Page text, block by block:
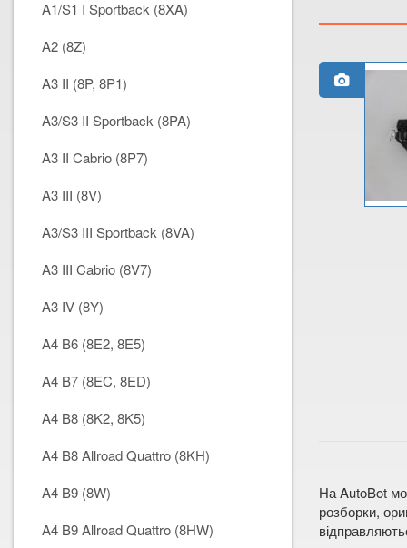
A1/S1 I Sportback (8XA)
A2 (8Z)
A3 II (8P, 8P1)
A3/S3 II Sportback (8PA)
A3 II Cabrio (8P7)
A3 III (8V)
A3/S3 III Sportback (8VA)
A3 III Cabrio (8V7)
A3 IV (8Y)
A4 B6 (8E2, 8E5)
A4 B7 (8EC, 8ED)
A4 B8 (8K2, 8K5)
A4 B8 Allroad Quattro (8KH)
A4 B9 (8W)
A4 B9 Allroad Quattro (8HW)
На AutoBot
розборки,